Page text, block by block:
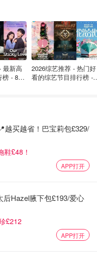
最新高
榜 - 8月
2026综艺推荐 - 热门好
看的综艺节目排行榜 -
越买越省！巴宝莉包£329/
鞋£48！
APP打开
Hazel腋下包£193/爱心
£212
APP打开